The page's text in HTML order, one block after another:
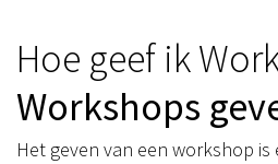
Hoe geef ik
Workshops
Het geven van een workshop